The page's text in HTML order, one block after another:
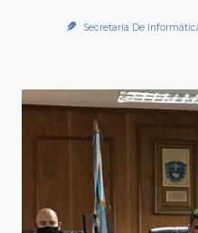
Secretaría De